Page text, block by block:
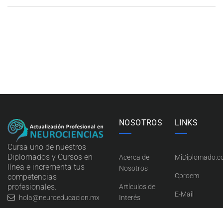
Cursa uno de nuestros
Diplomados y Cursos en
línea e incrementa tus
competencias
profesionales.
hola@neuroeducacion.mx
NOSOTROS
Acerca de
Nosotros
Artículos de
Interés
LINKS
Cproem
E-Mail